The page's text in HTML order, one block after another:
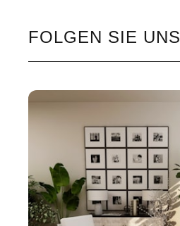
FOLGEN SIE UNS